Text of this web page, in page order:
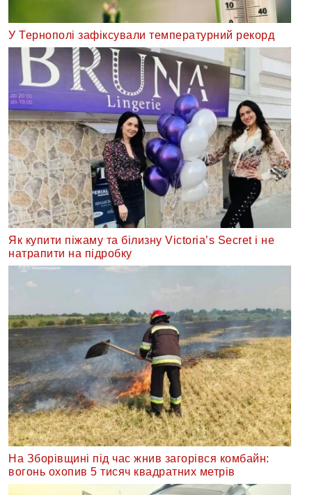
У Тернополі зафіксували температурний рекорд
Як купити піжаму та білизну Victoria’s Secret і не
натрапити на підробку
На Зборівщині під час жнив загорівся комбайн:
вогонь охопив 5 тисяч квадратних метрів